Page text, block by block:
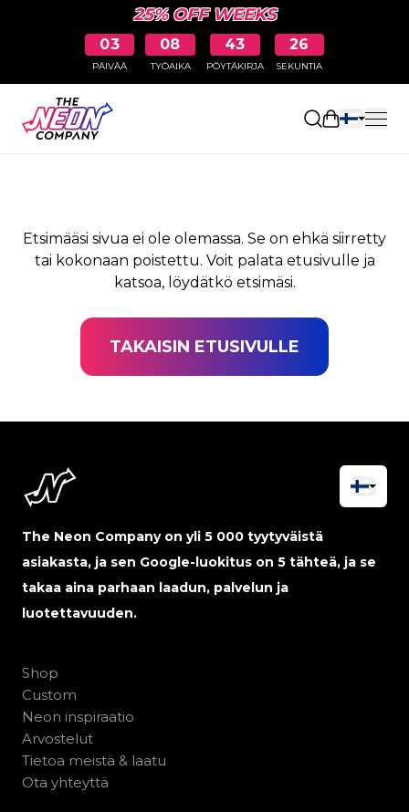
25% OFF WEEKS
03
PÄIVÄÄ
08
TYÖAIKA
43
PÖYTÄKIRJA
26
SEKUNTIA
Avaa
SIVUA EI LÖYDY
Etsimääsi sivua ei ole olemassa. Se on ehkä siirretty
tai kokonaan poistettu. Voit palata etusivulle ja
katsoa, löydätkö etsimäsi.
TAKAISIN ETUSIVULLE
The Neon Company on yli 5 000 tyytyväistä
asiakasta, ja sen Google-luokitus on 5 tähteä, ja se
takaa aina parhaan laadun, palvelun ja
luotettavuuden.
Shop
Custom
Neon inspiraatio
Arvostelut
Tietoa meistä & laatu
Ota yhteyttä